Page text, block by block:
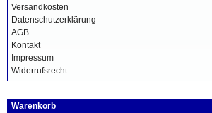
Versandkosten
Datenschutzerklärung
AGB
Kontakt
Impressum
Widerrufsrecht
Warenkorb